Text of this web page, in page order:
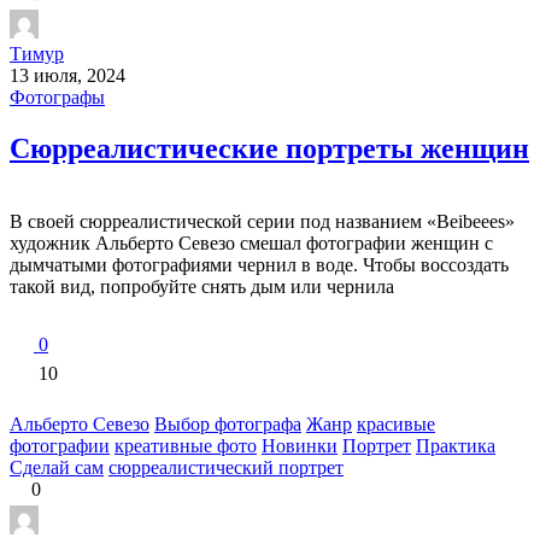
Тимур
13 июля, 2024
Фотографы
Сюрреалистические портреты женщин
В своей сюрреалистической серии под названием «Beibeees»
художник Альберто Севезо смешал фотографии женщин с
дымчатыми фотографиями чернил в воде. Чтобы воссоздать
такой вид, попробуйте снять дым или чернила
0
10
Альберто Севезо Выбор фотографа Жанр красивые
фотографии креативные фото Новинки Портрет Практика
Сделай сам сюрреалистический портрет
0